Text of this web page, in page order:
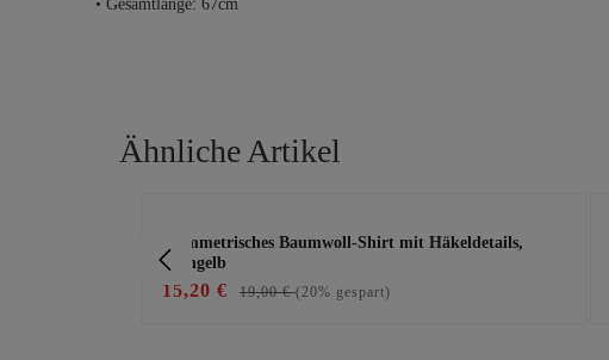
• Gesamtlänge: 67cm
Ähnliche Artikel
asymmetrisches Baumwoll-Shirt mit Häkeldetails,
neongelb
15,20 € 19,00 €(20% gespart)